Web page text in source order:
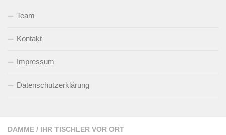
DAMME / IHR TISCHLER VOR ORT
Team
Kontakt
Impressum
Datenschutzerklärung